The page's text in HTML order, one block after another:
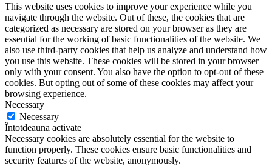
This website uses cookies to improve your experience while you
navigate through the website. Out of these, the cookies that are
categorized as necessary are stored on your browser as they are
essential for the working of basic functionalities of the website. We
also use third-party cookies that help us analyze and understand how
you use this website. These cookies will be stored in your browser
only with your consent. You also have the option to opt-out of these
cookies. But opting out of some of these cookies may affect your
browsing experience.
Necessary
Necessary
Întotdeauna activate
Necessary cookies are absolutely essential for the website to
function properly. These cookies ensure basic functionalities and
security features of the website, anonymously.